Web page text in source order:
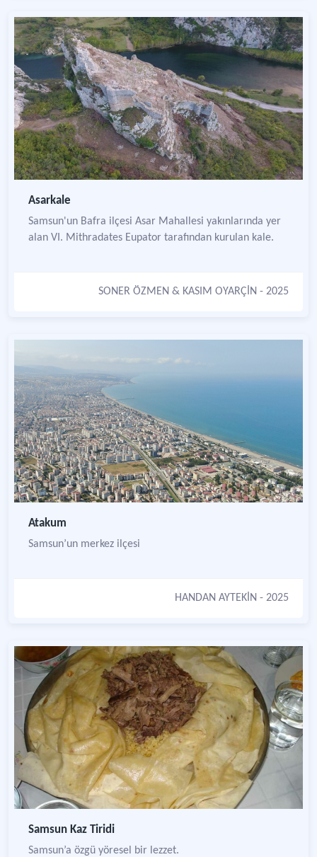
Asarkale
Samsun'un Bafra ilçesi Asar Mahallesi yakınlarında yer
alan VI. Mithradates Eupator tarafından kurulan kale.
SONER ÖZMEN & KASIM OYARÇİN - 2025
Atakum
Samsun’un merkez ilçesi
HANDAN AYTEKİN - 2025
Samsun Kaz Tiridi
Samsun’a özgü yöresel bir lezzet.